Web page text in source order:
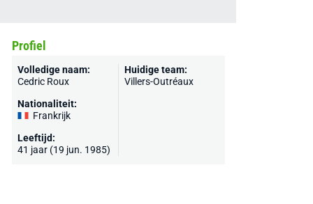
Profiel
Volledige naam:
Cedric Roux
Nationaliteit:
Frankrijk
Leeftijd:
41 jaar (19 jun. 1985)
Huidige team:
Villers-Outréaux